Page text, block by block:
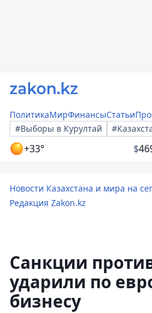
ПолитикаМирФинансыСтатьи
#Выборы в Курултай
+33° $
Новости Казахстана и мира на
Редакция Zakon.kz
Санкции
ударили по
бизнесу